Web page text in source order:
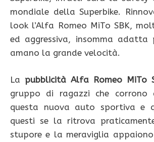
mondiale della Superbike.
look l’Alfa Romeo MiTo SBK,
ed aggressiva, insomma adatta
amano la grande velocità.
La pubblicità Alfa Romeo MiTo
gruppo di ragazzi che corrono
questa nuova auto sportiva e
questi se la ritrova
stupore e la meraviglia